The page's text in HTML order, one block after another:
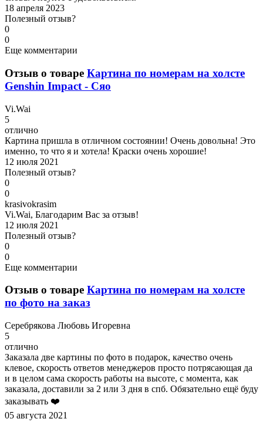
18 апреля 2023
Полезный отзыв?
0
0
Еще комментарии
Отзыв о товаре Картина по номерам на холсте
Genshin Impact - Сяо
Vi.Wai
5
отлично
Картина пришла в отличном состоянии! Очень довольна! Это
именно, то что я и хотела! Краски очень хорошие!
12 июля 2021
Полезный отзыв?
0
0
krasivokrasim
Vi.Wai, Благодарим Вас за отзыв!
12 июля 2021
Полезный отзыв?
0
0
Еще комментарии
Отзыв о товаре Картина по номерам на холсте
по фото на заказ
Серебрякова Любовь Игоревна
5
отлично
Заказала две картины по фото в подарок, качество очень
клевое, скорость ответов менеджеров просто потрясающая да
и в целом сама скорость работы на высоте, с момента, как
заказала, доставили за 2 или 3 дня в спб. Обязательно ещё буду
заказывать ❤️
05 августа 2021